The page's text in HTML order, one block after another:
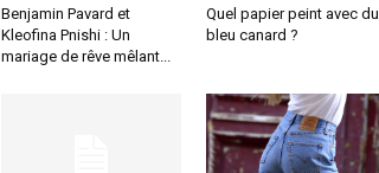
Benjamin Pavard et
Kleofina Pnishi : Un
mariage de rêve mêlant...
Quel papier peint avec du
bleu canard ?